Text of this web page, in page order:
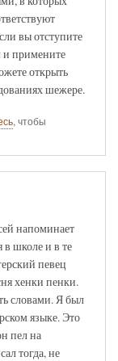
вы отступите
примените
открыть
шежере.
, чтобы
напоминает
школе и в те
певец
хенки пенки.
словами. Я был
языке. Это
пел на
тогда, не